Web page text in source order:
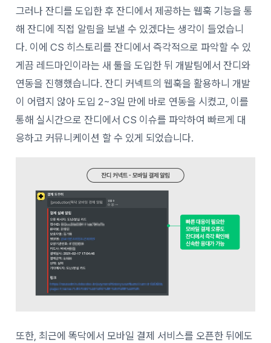
그러나 잔디를 도입한 후 잔디에서 제공하는 웹훅 기능을 통
해 잔디에 직접 알림을 보낼 수 있겠다는 생각이 들었습니
다. 이에 CS 히스토리를 잔디에서 즉각적으로 파악할 수 있
게끔 레드마인이라는 새 툴을 도입한 뒤 개발팀에서 잔디와
연동을 진행했습니다. 잔디 커넥트의 웹훅을 활용하니 개발
이 어렵지 않아 도입 2~3일 만에 바로 연동을 시켰고, 이를
통해 실시간으로 잔디에서 CS 이슈를 파악하여 빠르게 대
응하고 커뮤니케이션 할 수 있게 되었습니다.
또한, 최근에 똑닥에서 모바일 결제 서비스를 오픈한 뒤에도